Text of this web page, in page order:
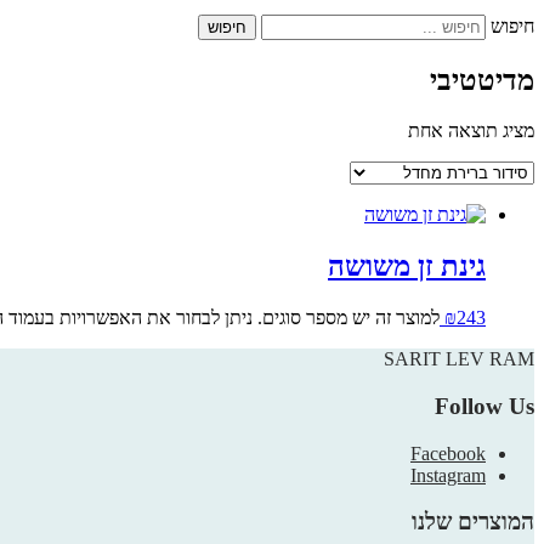
חיפוש
מדיטטיבי
מציג תוצאה אחת
גינת זן משושה
₪243
למוצר זה יש מספר סוגים. ניתן לבחור את האפשרויות בעמוד
SARIT LEV RAM
Follow Us
Facebook
Instagram
המוצרים שלנו